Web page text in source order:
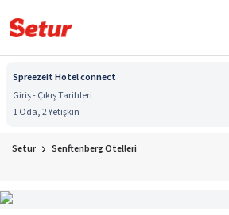
Spreezeit Hotel connect
Giriş - Çıkış Tarihleri
1 Oda, 2 Yetişkin
Setur Senftenberg Otelleri